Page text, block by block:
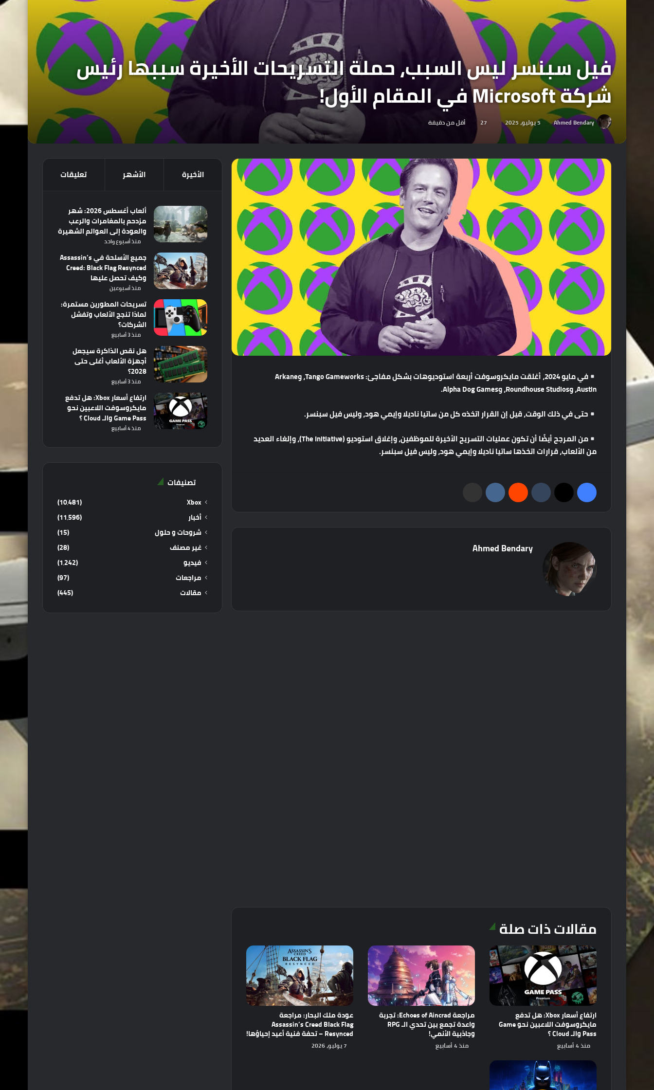
فيل سبنسر ليس السبب، حملة التسريحات الأخيرة سببها رئيس
شركة Microsoft في المقام الأول!
Ahmed Bendary 5 يوليو، 2025 27 أقل من دقيقة
فيمايو2024 ،أغلقتمايكروسوفتأربعةاستوديوهاتبشكلمفاجئ: Tango Gameworks ،وArkane
Austin،وRoundhouse Studios،وAlpha Dog Games.
حتىفيذلكالوقت،قيلإنالقراراتخذهكلمنساتياناديلاوإيميهود،وليسفيلسبنسر.
منالمرجحأيضًاأنتكونعملياتالتسريحالأخيرةللموظفين،وإغلاقاستوديو(The Initiative) ،وإلغاءالعديد
منالألعاب،قراراتاتخذهاساتياناديلاوإيميهود،وليسفيلسبنسر.
Ahmed Bendary
مقالات ذات صلة
ارتفاع أسعار Xbox: هل تدفع
مايكروسوفت اللاعبين نحو Game
Pass والـ Cloud ؟
منذ 4 أسابيع
مراجعة Echoes of Aincrad: تجربة
واعدة تجمع بين تحدي الـ RPG
وجاذبية الأنمي!
منذ 4 أسابيع
عودة ملك البحار: مراجعة
Assassin’s Creed Black Flag
Resynced – تحفة فنية أعيد إحياؤها!
7 يوليو، 2026
الأخيرة الأشهر تعليقات
ألعاب أغسطس 2026: شهر
مزدحم بالمغامرات والرعب
والعودة إلى العوالم الشهيرة
منذ أسبوع واحد
جميع الأسلحة في Assassin’s
Creed: Black Flag Resynced
وكيف تحصل عليها
منذ أسبوعين
تسريحات المطورين مستمرة:
لماذا تنجح الألعاب وتفشل
الشركات؟
منذ 3 أسابيع
هل نقص الذاكرة سيجعل
أجهزة الألعاب أغلى حتى
2028؟
منذ 3 أسابيع
ارتفاع أسعار Xbox: هل تدفع
مايكروسوفت اللاعبين نحو
Game Pass والـ Cloud ؟
منذ 4 أسابيع
تصنيفات
Xbox
(10٬481)
أخبار
(11٬596)
شروحات و حلول
(15)
غير مصنف
(28)
فيديو
(1٬242)
مراجعات
(97)
مقالات
(445)